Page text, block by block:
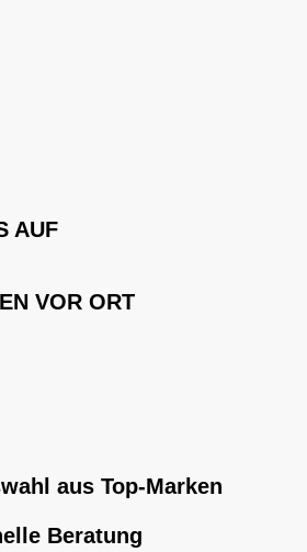
AUF
VOR ORT
aus Top-Marken
Beratung